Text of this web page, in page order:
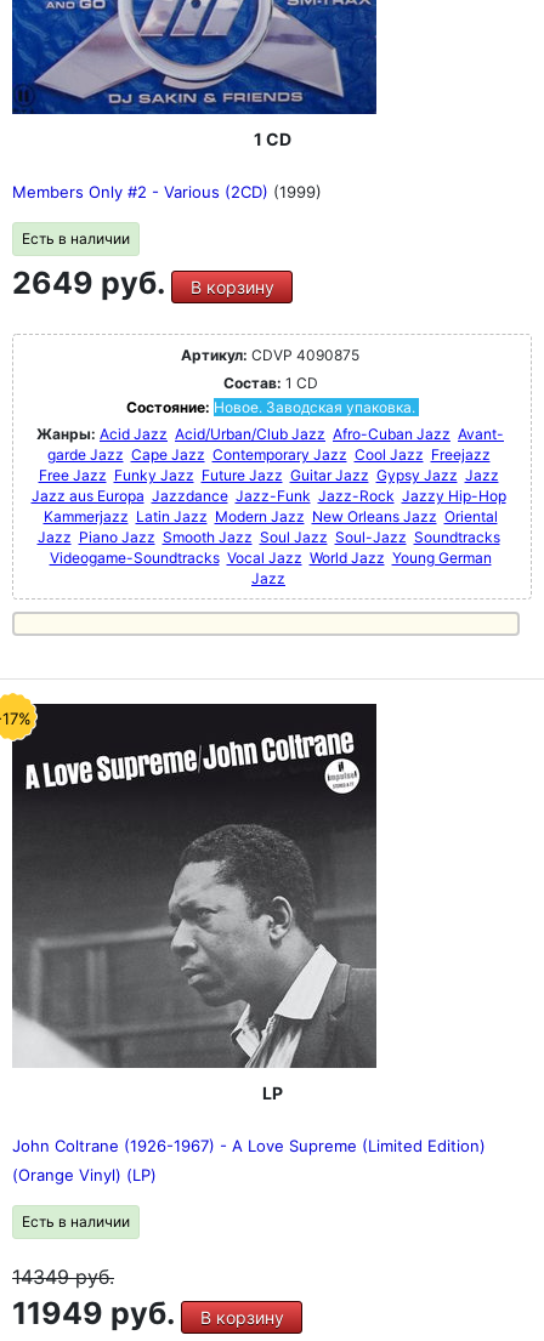
1 CD
Members Only #2 - Various (2CD) (1999)
Есть в наличии
2649 руб. В корзину
Артикул: CDVP 4090875
Состав: 1 CD
Состояние: Новое. Заводская упаковка.
Жанры: Acid Jazz Acid/Urban/Club Jazz Afro-Cuban Jazz Avant-
garde Jazz Cape Jazz Contemporary Jazz Cool Jazz Freejazz
Free Jazz Funky Jazz Future Jazz Guitar Jazz Gypsy Jazz Jazz
Jazz aus Europa Jazzdance Jazz-Funk Jazz-Rock Jazzy Hip-Hop
Kammerjazz Latin Jazz Modern Jazz New Orleans Jazz Oriental
Jazz Piano Jazz Smooth Jazz Soul Jazz Soul-Jazz Soundtracks
Videogame-Soundtracks Vocal Jazz World Jazz Young German
Jazz
LP
John Coltrane (1926-1967) - A Love Supreme (Limited Edition)
(Orange Vinyl) (LP)
Есть в наличии
14349руб.
11949 руб. В корзину